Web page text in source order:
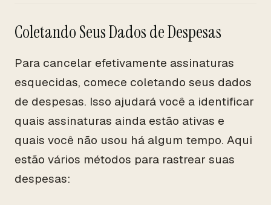
Coletando Seus Dados de Despesas
Para cancelar efetivamente assinaturas
esquecidas, comece coletando seus dados
de despesas. Isso ajudará você a identificar
quais assinaturas ainda estão ativas e
quais você não usou há algum tempo. Aqui
estão vários métodos para rastrear suas
despesas: